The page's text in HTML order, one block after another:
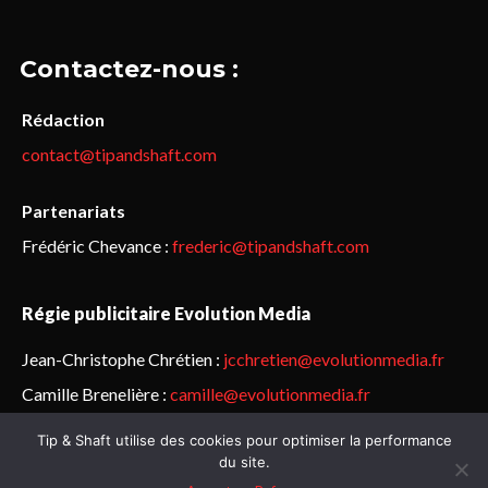
Contactez-nous :
Rédaction
contact@tipandshaft.com
Partenariats
Frédéric Chevance : frederic@tipandshaft.com
Régie publicitaire Evolution Media
Jean-Christophe Chrétien : jcchretien@evolutionmedia.fr
Camille Brenelière : camille@evolutionmedia.fr
© Sailorz 2015-2025. Tous droits réservés.Mentions légales &
Tip & Shaft utilise des cookies pour optimiser la performance
du site.